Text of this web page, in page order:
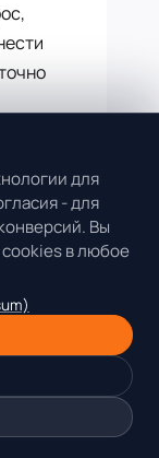
услуги
в
день
можно
Nail
для
- для
Вы
в любое